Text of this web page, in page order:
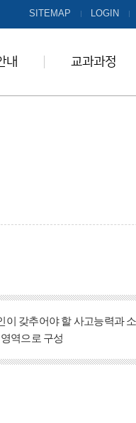
SITEMAP LOGIN
내 교과과정
갖추어야 할 사고능력과
역으로 구성